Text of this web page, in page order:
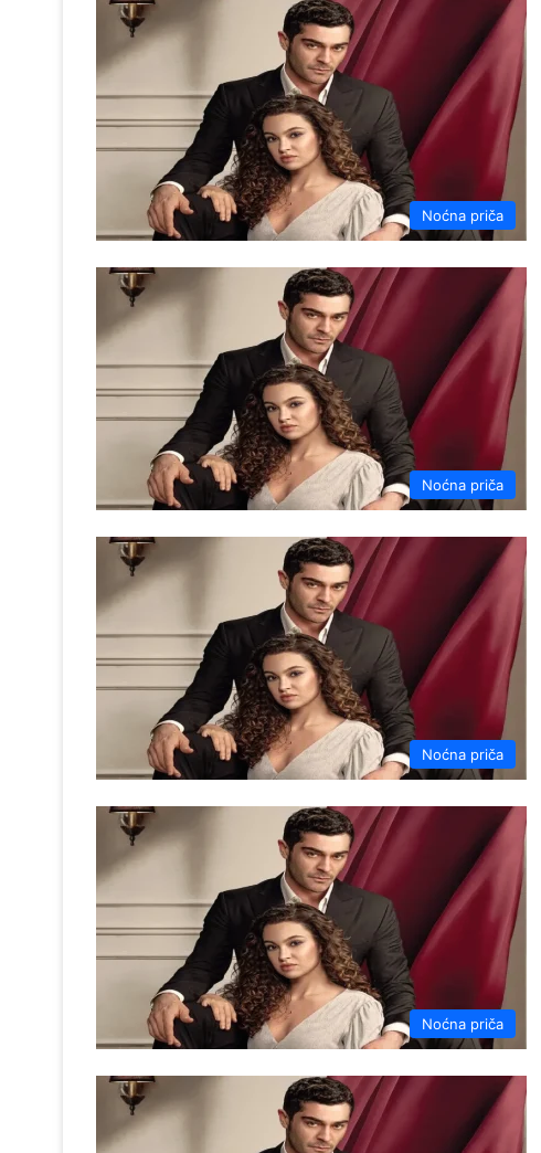
Noćna priča
Noćna priča
Noćna priča
Noćna priča